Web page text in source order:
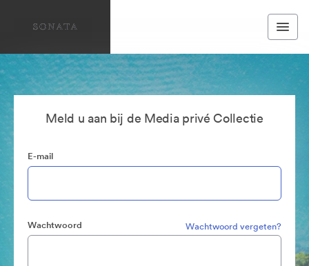
Meld u aan bij de Media privé Collectie
E-mail
Wachtwoord Wachtwoord vergeten?